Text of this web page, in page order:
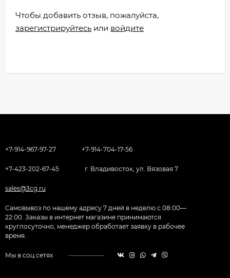
Чтобы добавить отзыв, пожалуйста,
зарегистрируйтесь или войдите
+7-914-967-97-27 +7-914-704-17-56
+7-423-202-67-45 г. Владивосток, ул. Вязовая 7
sales@3cg.ru
Самовывоз по нашему адресу 7 дней в неделю с 08:00—
22:00. Заказы в интернет магазине принимаются
круглосуточно, менеджер обработает заявку в рабочее
время.
Мы в соц.сетях